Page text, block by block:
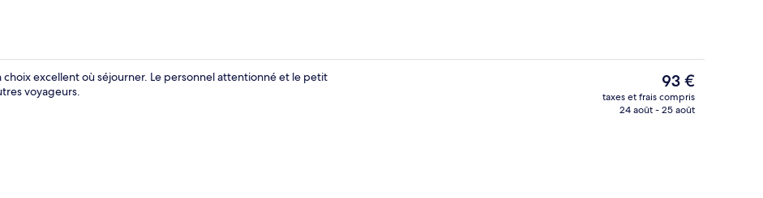
choix excellent où séjourner. Le personnel attentionné et le petit
voyageurs.
Le
prix
actuel
93 €
taxes et frais compris
24 août - 25 août